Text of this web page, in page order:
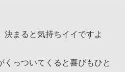
決まると気持ちイイですよ
くっついてくると喜びもひと